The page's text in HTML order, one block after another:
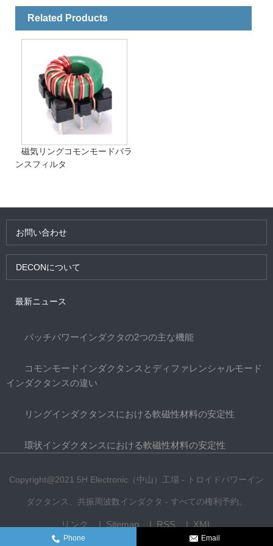
Related Products
磁気リングコモンモードバラ
ンスフィルタ
お問い合わせ
DECONについて
最新ニュース
パッチパワーインダクタの2つの主な機能
コモンモードインダクタンスとディファレンシャルモード
インダクタンスの違い
リングインダクタンスにおける軟磁性材料の安定性
環状インダクタンスにおける軟磁性材料の安定性
Copyright@2021 5H Electronic（中山）工場 - トロイドパワーイン
ダクタンス、共振周波数インダクタ - すべての権利予約。
リンク Sitemap RSS XML